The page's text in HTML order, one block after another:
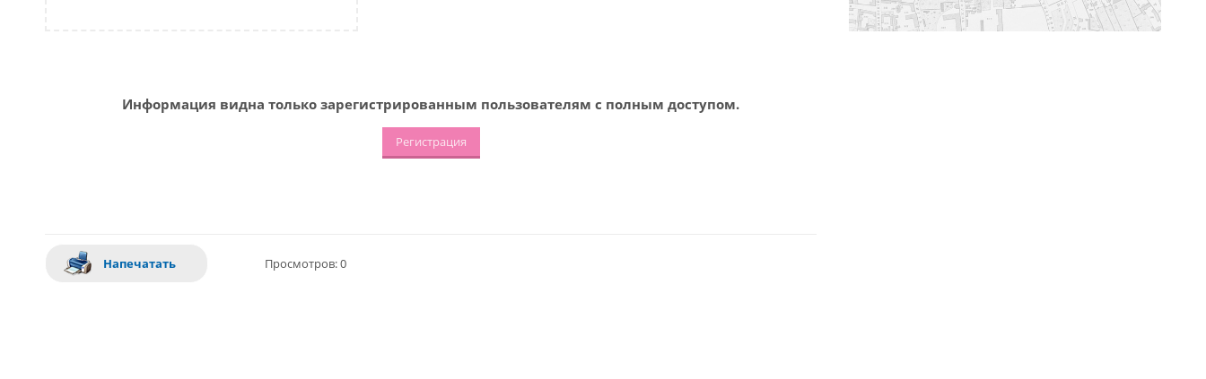
Информация видна только зарегистрированным пользователям с полным доступом.
Регистрация
Напечатать Просмотров: 0